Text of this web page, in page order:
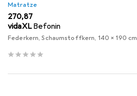
Matratze
EUR
270,87
vidaXL Befonin
Federkern, Schaumstoffkern, 140 x 190 cm